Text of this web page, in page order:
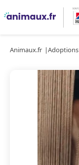
Animaux.fr Adoptions